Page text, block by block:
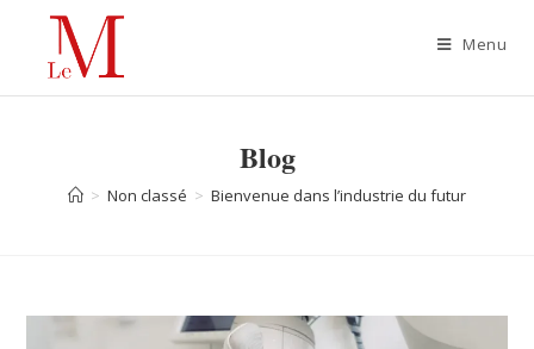
Menu
Blog
> Non classé > Bienvenue dans l’industrie du futur